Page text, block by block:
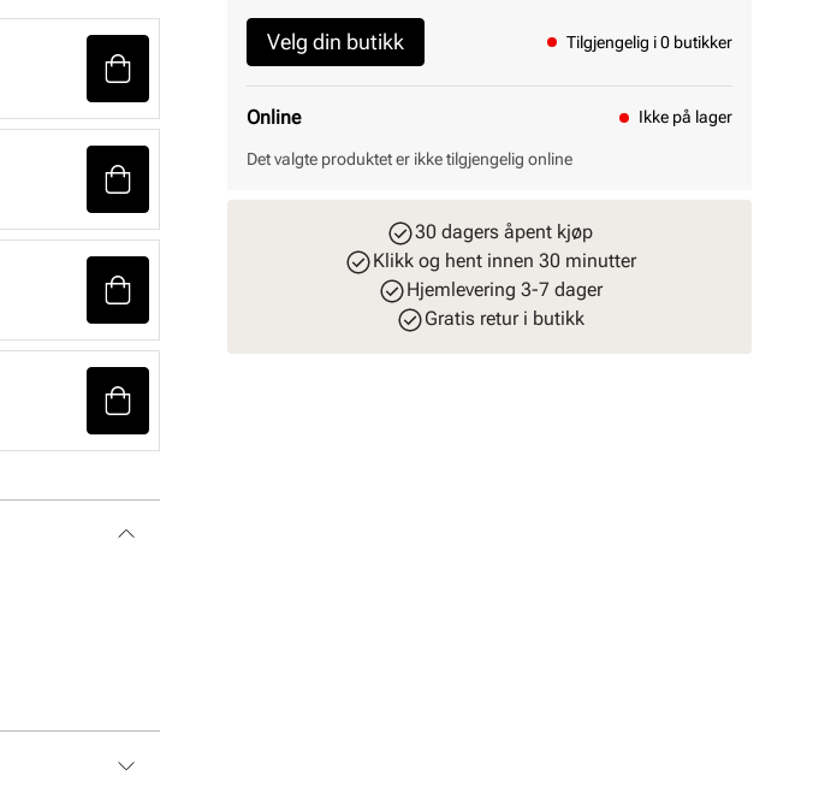
Velg din butikk Tilgjengelig i 0 butikker
Online Ikke på lager
Det valgte produktet er ikke tilgjengelig online
30 dagers åpent kjøp
Klikk og hent innen 30 minutter
Hjemlevering 3-7 dager
Gratis retur i butikk